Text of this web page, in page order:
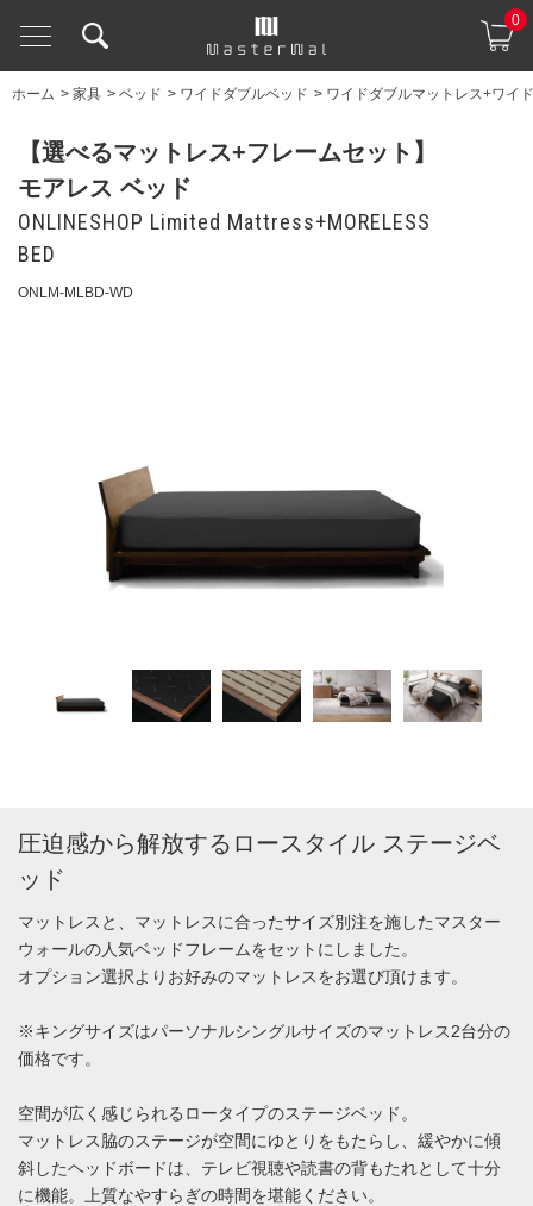
0
ホーム > 家具 > ベッド > ワイドダブルベッド > ワイドダブルマットレス+ワイ
【選べるマットレス+フレームセット】
モアレス ベッド
ONLINESHOP Limited Mattress+MORELESS
BED
ONLM-MLBD-WD
圧迫感から解放するロースタイル ステージベ
ッド
マットレスと、マットレスに合ったサイズ別注を施したマスター
ウォールの人気ベッドフレームをセットにしました。
オプション選択よりお好みのマットレスをお選び頂けます。
※キングサイズはパーソナルシングルサイズのマットレス2台分の
価格です。
空間が広く感じられるロータイプのステージベッド。
マットレス脇のステージが空間にゆとりをもたらし、緩やかに傾
斜したヘッドボードは、テレビ視聴や読書の背もたれとして十分
に機能。上質なやすらぎの時間を堪能ください。